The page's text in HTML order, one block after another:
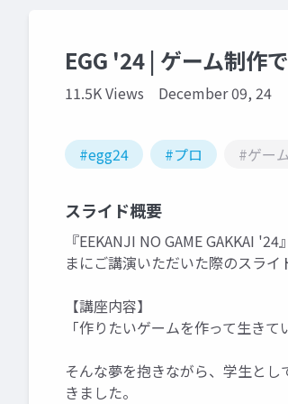
EGG '24 | ゲーム制作
11.5K Views December 09, 24
#egg24 #プロ #ゲー
スライド概要
『EEKANJI NO GAME GAKKAI
まにご講演いただいた際のスライ
【講座内容】
「作りたいゲームを作って生きて
そんな夢を抱きながら、学生と
きました。